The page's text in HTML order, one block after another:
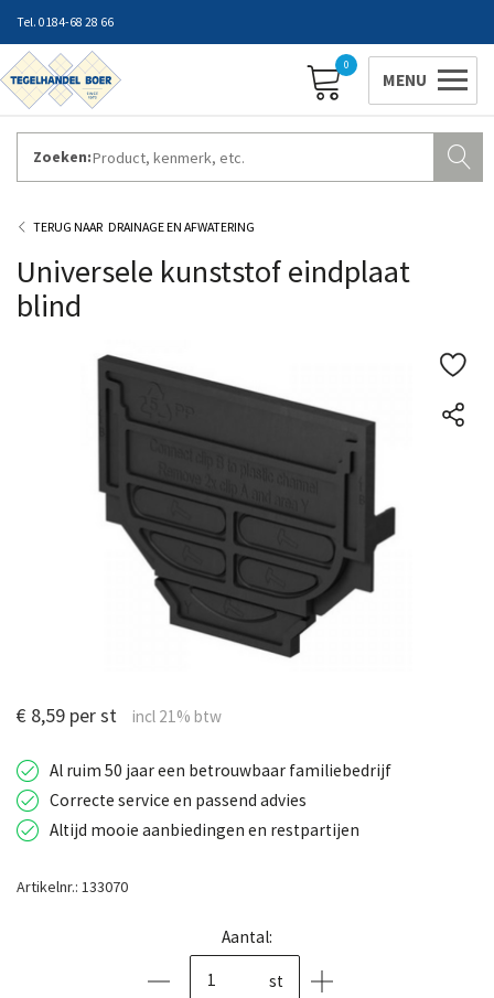
0184-68 28 66
0
Zoeken:
ZAKELIJK INLOGGEN
DRAINAGE EN AFWATERING
Universele kunststof eindplaat
blind
€ 8,59 per st
Al ruim 50 jaar een betrouwbaar familiebedrijf
Correcte service en passend advies
Altijd mooie aanbiedingen en restpartijen
Artikelnr.: 133070
Aantal:
st